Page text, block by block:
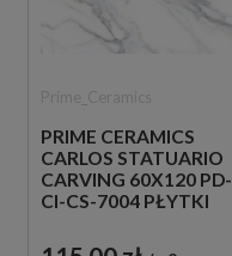
PRIME CERAMICS
CARLOS STATUARIO
CARVING 60X120 PD-
CI-CS-7004 PŁYTKI
MARMUR